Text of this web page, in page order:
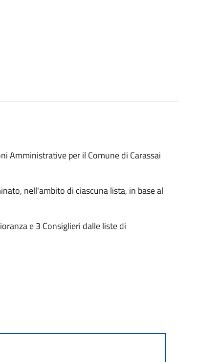
Amministrative per il Comune di Carassai
nell'ambito di ciascuna lista, in base al
e 3 Consiglieri dalle liste di